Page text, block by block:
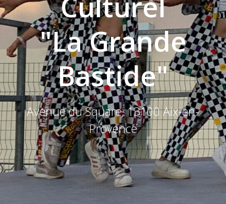
"La Grande
Bastide"
Avenue du Square, 13100 Aix-en-
Provence